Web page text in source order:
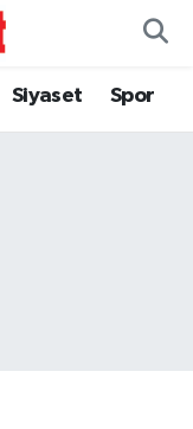
Siyaset Spor